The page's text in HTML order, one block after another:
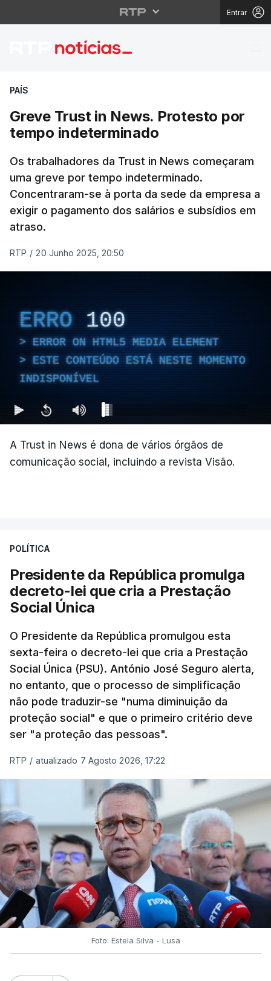
Entrar
Greve Trust in News.
PAÍS
Greve Trust in News. Protesto por
tempo indeterminado
Os trabalhadores da Trust in News começaram
uma greve por tempo indeterminado.
Concentraram-se à porta da sede da empresa a
exigir o pagamento dos salários e subsídios em
atraso.
RTP / 20 Junho 2025, 20:50
ERRO 100
ERROR ON HTML5 MEDIA ELEMENT
ESTE CONTEÚDO ESTÁ NESTE MOMENTO
INDISPONÍVEL
A Trust in News é dona de vários órgãos de
comunicação social, incluindo a revista Visão.
POLÍTICA
Presidente da República promulga
decreto-lei que cria a Prestação
Social Única
O Presidente da República promulgou esta
sexta-feira o decreto-lei que cria a Prestação
Social Única (PSU). António José Seguro alerta,
no entanto, que o processo de simplificação
não pode traduzir-se "numa diminuição da
proteção social" e que o primeiro critério deve
ser "a proteção das pessoas".
RTP / atualizado 7 Agosto 2026, 17:22
Foto: Estela Silva - Lusa